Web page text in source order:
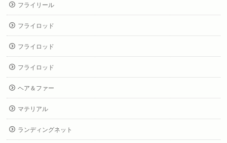
フライリール
フライロッド
フライロッド
フライロッド
ヘア＆ファー
マテリアル
ランディングネット